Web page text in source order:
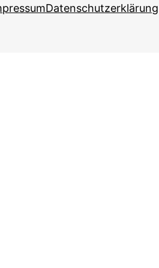
Datenschutzerklärung